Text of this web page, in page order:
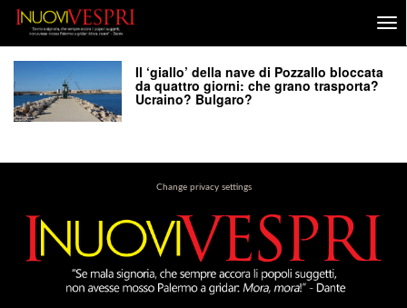
Il ‘giallo’ della nave di Pozzallo bloccata
da quattro giorni: che grano trasporta?
Ucraino? Bulgaro?
Change privacy settings